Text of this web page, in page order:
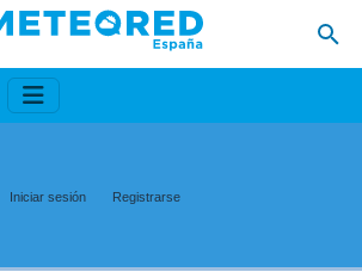
Iniciar sesión Registrarse